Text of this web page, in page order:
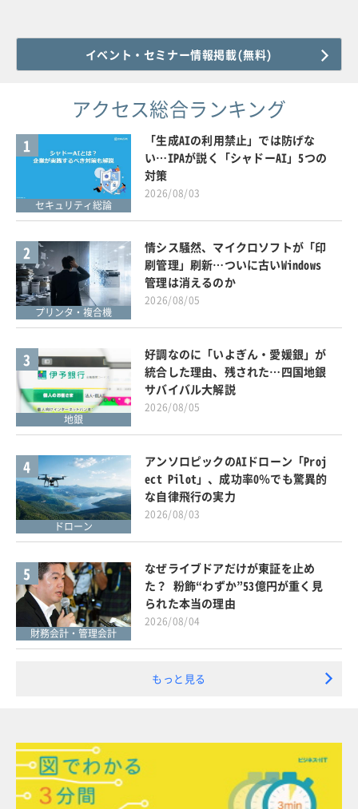
イベント・セミナー情報掲載(無料)
アクセス総合ランキング
1
セキュリティ総論
「生成AIの利用禁止」では防げな
い…IPAが説く「シャドーAI」5つの
対策
2026/08/03
2
プリンタ・複合機
情シス騒然、マイクロソフトが「印
刷管理」刷新…ついに古いWindows
管理は消えるのか
2026/08/05
3
地銀
好調なのに「いよぎん・愛媛銀」が
統合した理由、残された…四国地銀
サバイバル大解説
2026/08/05
4
ドローン
アンソロピックのAIドローン「Proj
ect Pilot」、成功率0％でも驚異的
な自律飛行の実力
2026/08/03
5
財務会計・管理会計
なぜライブドアだけが東証を止め
た？ 粉飾“わずか”53億円が重く見
られた本当の理由
2026/08/04
もっと見る